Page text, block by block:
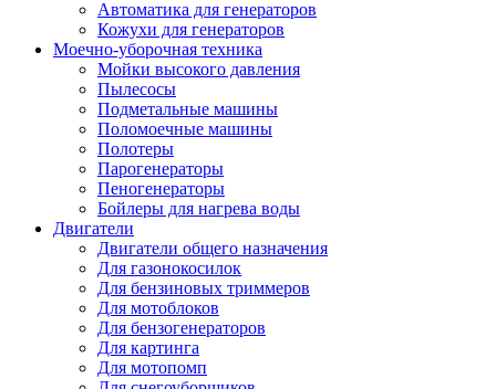
Автоматика для генераторов
Кожухи для генераторов
Моечно-уборочная техника
Мойки высокого давления
Пылесосы
Подметальные машины
Поломоечные машины
Полотеры
Парогенераторы
Пеногенераторы
Бойлеры для нагрева воды
Двигатели
Двигатели общего назначения
Для газонокосилок
Для бензиновых триммеров
Для мотоблоков
Для бензогенераторов
Для картинга
Для мотопомп